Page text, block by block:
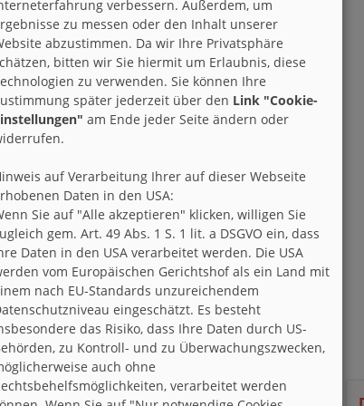
über die Straßen der verkackten Stadt
verbessern. Außerdem, um
zu messen oder den Inhalt unserer
abzustimmen. Da wir Ihre Privatsphäre
bitten wir Sie hiermit um Erlaubnis, diese
zu verwenden. Sie können Ihre
später jederzeit über den Link "Cookie-
am Ende jeder Seite ändern oder
auf Verarbeitung Ihrer auf dieser Webseite
Daten in den USA:
Sie auf "Alle akzeptieren" klicken, willigen Sie
gem. Art. 49 Abs. 1 S. 1 lit. a DSGVO ein, dass
Daten in den USA verarbeitet werden. Die USA
vom Europäischen Gerichtshof als ein Land mit
nach EU-Standards unzureichendem
eingeschätzt. Es besteht
das Risiko, dass Ihre Daten durch US-
zu Kontroll- und zu Überwachungszwecken,
auch ohne
verarbeitet werden